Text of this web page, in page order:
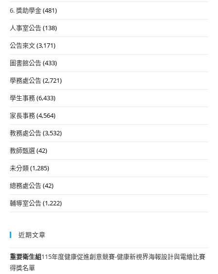
6. 獎助學金(481)
人事室公告(138)
公告來文(3,171)
圖書館公告(433)
學務處公告(2,721)
學生事務(6,433)
家長事務(4,564)
教務處公告(3,532)
教師甄選(42)
未分類(1,285)
總務處公告(42)
輔導室公告(1,222)
近期文章
重要衛生組115年度健康促進創意競賽-健康新視界海報設計與電繪比賽
得獎名單